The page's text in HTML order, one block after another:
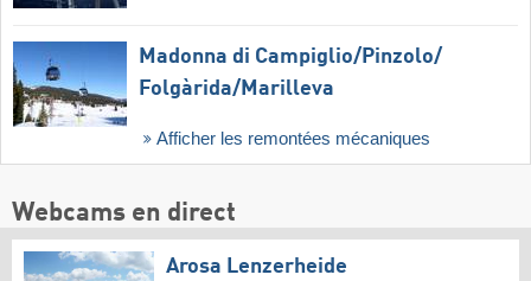
Madonna di Campiglio/​Pinzolo/​
Folgàrida/​Marilleva
Afficher les remontées mécaniques
Webcams en direct
Arosa Lenzerheide